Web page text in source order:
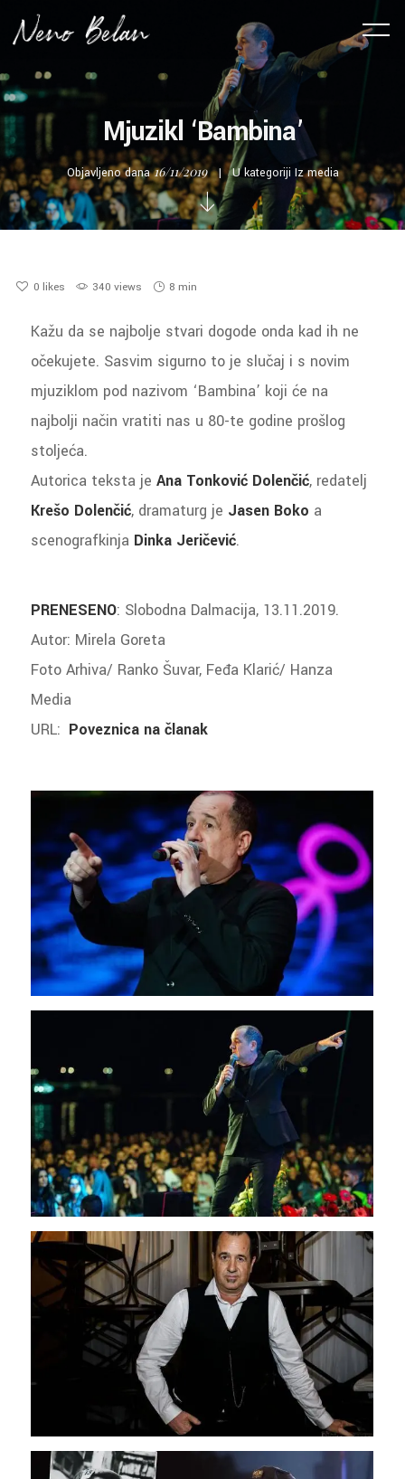
Mjuzikl ‘Bambina’
Objavljeno dana16/11/2019 U kategoriji Iz media
0 likes 340 views 8 min
Kažu da se najbolje stvari dogode onda kad ih ne
očekujete. Sasvim sigurno to je slučaj i s novim
mjuziklom pod nazivom ‘Bambina’ koji će na
najbolji način vratiti nas u 80-te godine prošlog
stoljeća.
Autorica teksta jeAna Tonković Dolenčić, redatelj
Krešo Dolenčić, dramaturg je Jasen Boko a
scenografkinja Dinka Jeričević.
PRENESENO: Slobodna Dalmacija, 13.11.2019.
Autor: Mirela Goreta
Foto Arhiva/ Ranko Šuvar, Feđa Klarić/ Hanza
Media
URL: Poveznica na članak